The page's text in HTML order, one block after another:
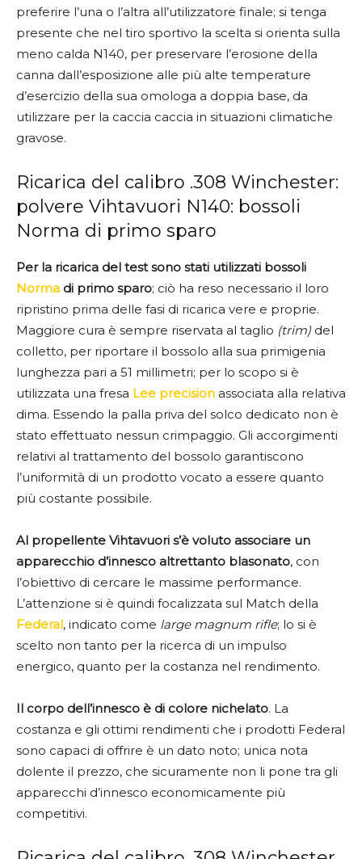
preferire l’una o l’altra all’utilizzatore finale; si tenga
presente che nel tiro sportivo la scelta si orienta sulla
meno calda N140, per preservare l’erosione della
canna dall’esposizione alle più alte temperature
d’esercizio della sua omologa a doppia base, da
utilizzare per la caccia caccia in situazioni climatiche
gravose.
Ricarica del calibro .308 Winchester:
polvere Vihtavuori N140: bossoli
Norma di primo sparo
Per la ricarica del test sono stati utilizzati bossoli
Norma di primo sparo; ciò ha reso necessario il loro
ripristino prima delle fasi di ricarica vere e proprie.
Maggiore cura è sempre riservata al taglio (trim) del
colletto, per riportare il bossolo alla sua primigenia
lunghezza pari a 51 millimetri; per lo scopo si è
utilizzata una fresa Lee precision associata alla relativa
dima. Essendo la palla priva del solco dedicato non è
stato effettuato nessun crimpaggio. Gli accorgimenti
relativi al trattamento del bossolo garantiscono
l’uniformità di un prodotto vocato a essere quanto
più costante possibile.
Al propellente Vihtavuori s’è voluto associare un
apparecchio d’innesco altrettanto blasonato, con
l’obiettivo di cercare le massime performance.
L’attenzione si è quindi focalizzata sul Match della
Federal, indicato come large magnum rifle; lo si è
scelto non tanto per la ricerca di un impulso
energico, quanto per la costanza nel rendimento.
Il corpo dell’innesco è di colore nichelato. La
costanza e gli ottimi rendimenti che i prodotti Federal
sono capaci di offrire è un dato noto; unica nota
dolente il prezzo, che sicuramente non li pone tra gli
apparecchi d’innesco economicamente più
competitivi.